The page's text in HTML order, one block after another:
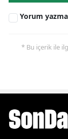
Yorum
* Bu içerik ile